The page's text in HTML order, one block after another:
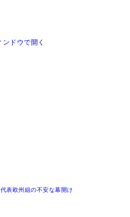
ドウで開く
表欧州組の不安な幕開け